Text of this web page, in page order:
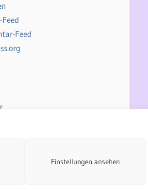
Einstellungen ansehen
Feed